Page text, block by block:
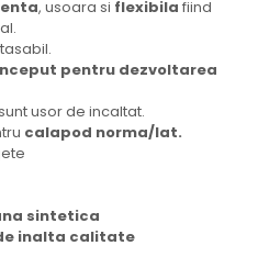
, usoara si flexibila fiind
pentru dezvoltarea
usor de incaltat.
calapod norma/lat.
sintetica
inalta calitate